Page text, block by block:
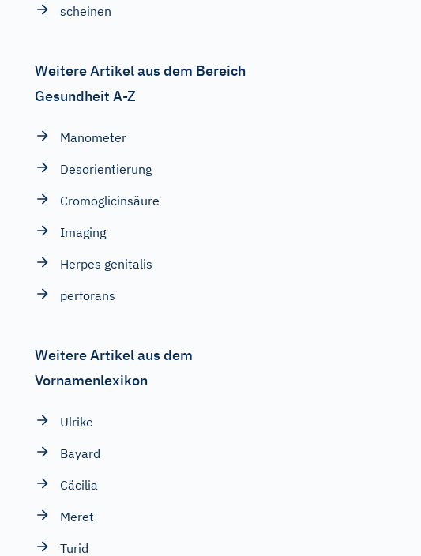
scheinen
Weitere Artikel aus dem Bereich
Gesundheit A-Z
Manometer
Desorientierung
Cromoglicinsäure
Imaging
Herpes genitalis
perforans
Weitere Artikel aus dem
Vornamenlexikon
Ulrike
Bayard
Cäcilia
Meret
Turid